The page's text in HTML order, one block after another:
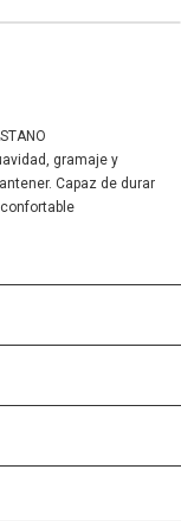
gramaje y
Capaz de durar